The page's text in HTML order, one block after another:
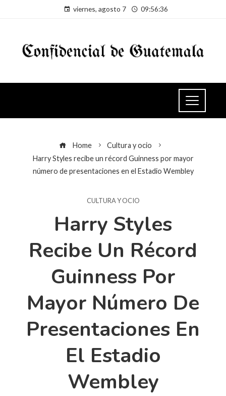
viernes, agosto 7 09:56:37
Home
Cultura y ocio
Harry Styles recibe un récord Guinness por mayor
número de presentaciones en el Estadio Wembley
CULTURA Y OCIO
Harry Styles
Recibe Un Récord
Guinness Por
Mayor Número De
Presentaciones En
El Estadio
Wembley